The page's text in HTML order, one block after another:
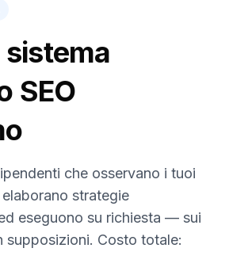
sistema
SEO
che osservano i tuoi
strategie
eseguono su richiesta — sui
supposizioni. Costo totale: